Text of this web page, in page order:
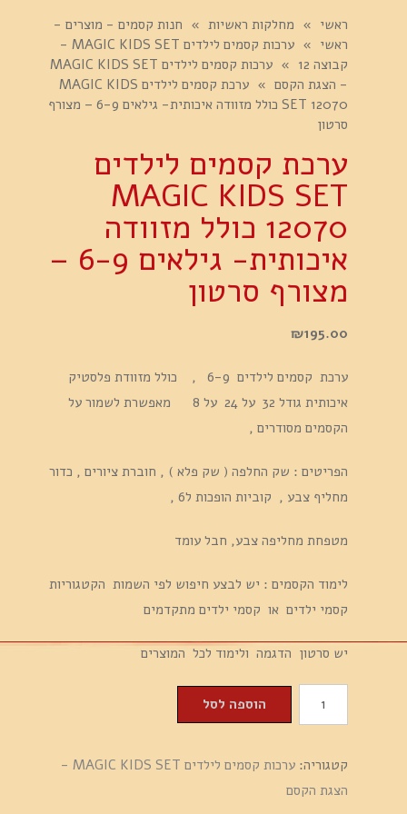
ראשי » מחלקות ראשיות » חנות קסמים - מוצרים -
ראשי »
ערכות קסמים לילדים MAGIC KIDS SET -
קבוצה 12
»
ערכות קסמים לילדים MAGIC KIDS SET
- הצגת הקסם »
ערכת קסמים לילדים MAGIC KIDS
SET 12070 כולל מזוודה איכותית- גילאים 6-9 – מצורף
סרטון
ערכת קסמים לילדים
MAGIC KIDS SET
12070 כולל מזוודה
איכותית- גילאים 6-9 –
מצורף סרטון
₪195.00
ערכת קסמים לילדים 6-9 , כולל מזוודת פלסטיק
איכותית גודל 32 על 24 על 8 מאפשרת לשמור על
הקסמים מסודרים ,
הפריטים : שק החלפה ( שק פלא ) , חוברת ציורים , כדור
מחליף צבע , קוביות הופכות ל6 ,
מטפחת מחליפה צבע, חבל עומד
לימוד הקסמים : יש לבצע חיפוש לפי השמות הקטגוריות
קסמי ילדים או קסמי ילדים מתקדמים
יש סרטון הדגמה ולימוד לכל המוצרים
של
קסמים
לילדים
הוספה לסל
קטגוריה:
ערכות קסמים לילדים MAGIC KIDS SET -
הצגת הקסם